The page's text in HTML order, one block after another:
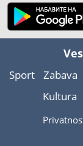
Sport Zabava
Kultura